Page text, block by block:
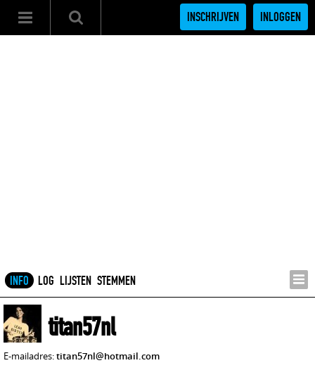
INSCHRIJVEN INLOGGEN
INFO LOG LIJSTEN STEMMEN
titan57nl
E-mailadres:titan57nl@hotmail.com